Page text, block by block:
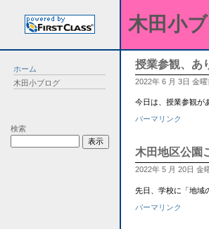
ホーム
木田小ブログ
検索
木田小
授業参観、あ
2022年 6 月 3日 金
今日は、授業参観が
パーマリンク
木田地区公園
2022年 5 月 20日 金
先日、学校に「地域
パーマリンク